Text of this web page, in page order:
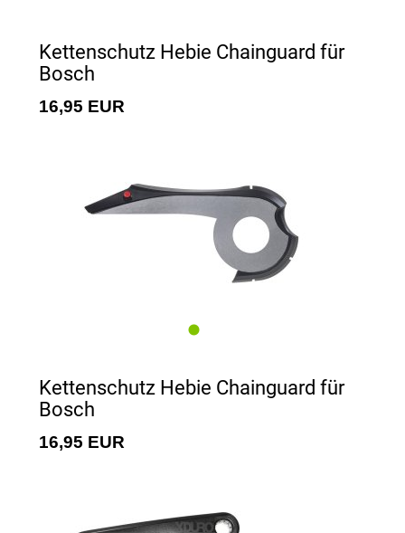
Kettenschutz Hebie Chainguard für
Bosch
16,95 EUR
Kettenschutz Hebie Chainguard für
Bosch
16,95 EUR